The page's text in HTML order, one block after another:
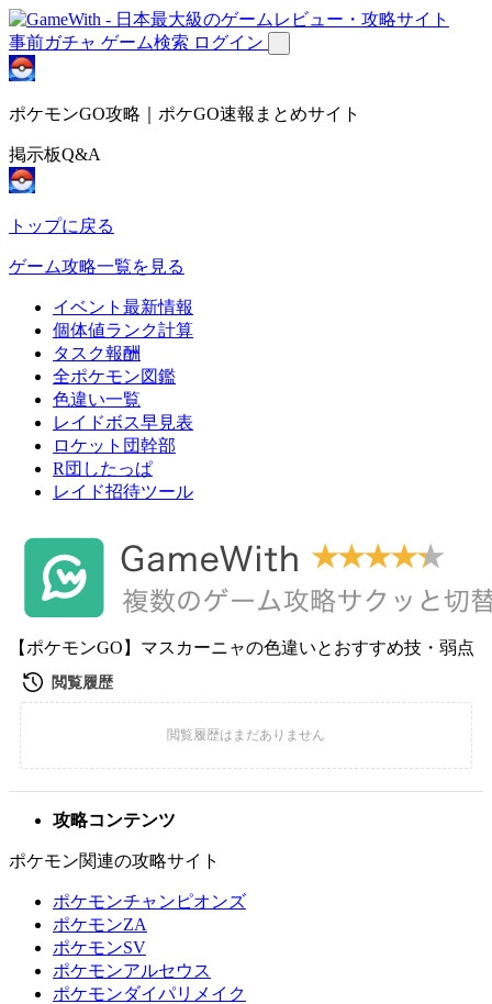
事前ガチャ ゲーム検索 ログイン
ポケモンGO攻略｜ポケGO速報まとめサイト
掲示板Q&A
トップに戻る
ゲーム攻略一覧を見る
イベント最新情報
個体値ランク計算
タスク報酬
全ポケモン図鑑
色違い一覧
レイドボス早見表
ロケット団幹部
R団したっぱ
レイド招待ツール
【ポケモンGO】マスカーニャの色違いとおすすめ技・弱点
攻略コンテンツ
ポケモン関連の攻略サイト
ポケモンチャンピオンズ
ポケモンZA
ポケモンSV
ポケモンアルセウス
ポケモンダイパリメイク